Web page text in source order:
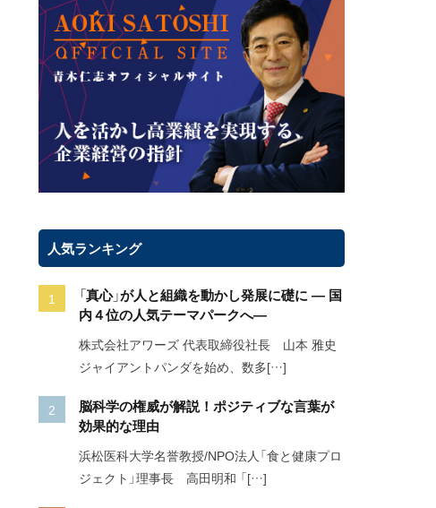
人気ランキング
「真心」が人と組織を動かし発展に礎に ― 国
内４位の人気テーマパークへ―
株式会社アワーズ 代表取締役社長 山本 雅史
ジャイアントパンダを始め、数多[…]
脳科学の権威が解説！ポジティブな言葉が
効果的な理由
浜松医科大学名誉教授/NPO法人「食と健康プロ
ジェクト」理事長 高田明和 「[…]